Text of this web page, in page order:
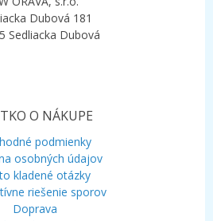
Dubová 181
Sedliacka Dubová
O NÁKUPE
podmienky
osobných údajov
kladené otázky
riešenie sporov
Doprava